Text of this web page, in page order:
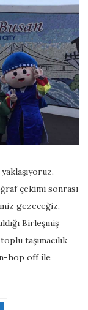
çekimi sonrası
gezeceğiz.
Birleşmiş
taşımacılık
hop off ile